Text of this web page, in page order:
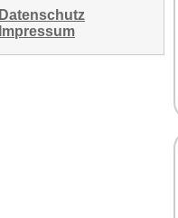
Datenschutz
Impressum